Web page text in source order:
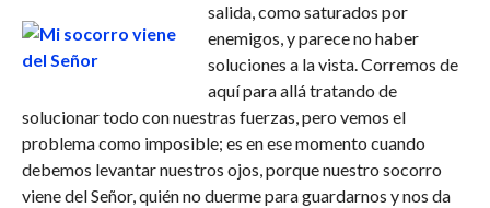
salida, como saturados por
enemigos, y parece no haber
soluciones a la vista. Corremos de
aquí para allá tratando de
solucionar todo con nuestras fuerzas, pero vemos el
problema como imposible; es en ese momento cuando
debemos levantar nuestros ojos, porque nuestro socorro
viene del Señor, quién no duerme para guardarnos y nos da